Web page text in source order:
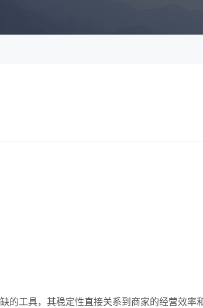
的工具，其稳定性直接关系到商家的经营效率